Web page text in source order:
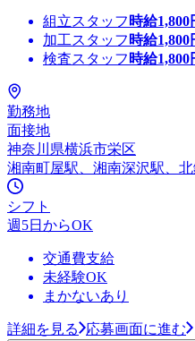
組立スタッフ 時給1,800
加工スタッフ 時給1,800
検査スタッフ 時給1,800
勤務地
面接地
神奈川県横浜市栄区
湘南町屋駅、湘南深沢駅、
シフト
週5日からOK
交通費支給
未経験OK
まかないあり
詳細を見る 応募画面に進む